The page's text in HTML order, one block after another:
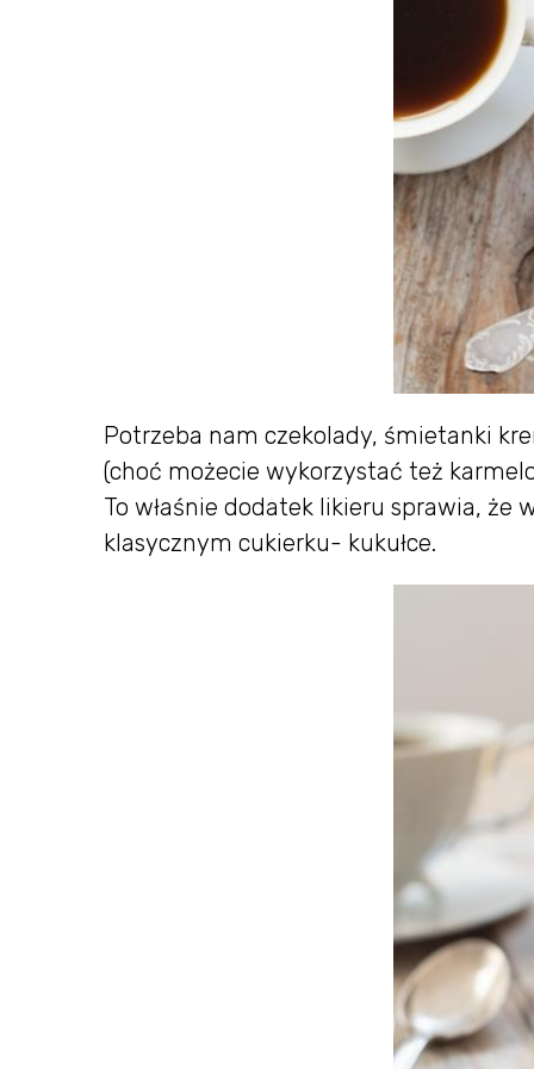
Potrzeba nam czekolady, śmietanki
(choć możecie wykorzystać też
To właśnie dodatek likieru sprawia,
klasycznym cukierku- kukułce.